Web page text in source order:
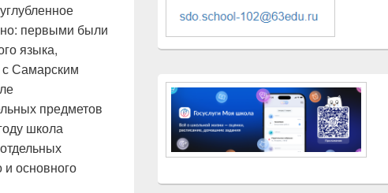
первыми были
языка,
с Самарским
предметов
школа
и основного